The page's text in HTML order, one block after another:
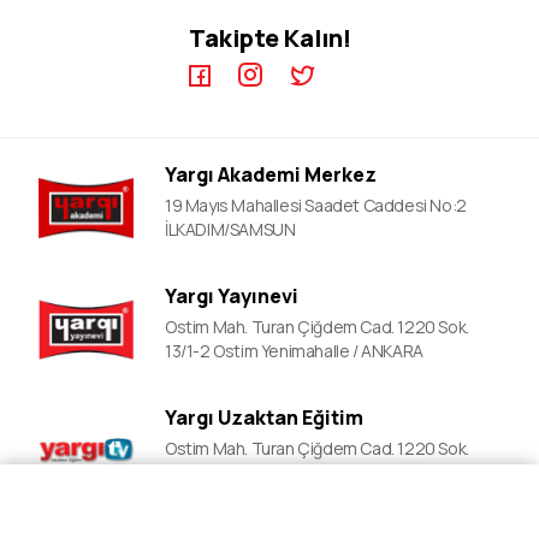
KPSS A Video Dersler
YDS Video Ders
Takipte Kalın!
Yargı Akademi Merkez
19 Mayıs Mahallesi Saadet Caddesi No:2
İLKADIM/SAMSUN
Yargı Yayınevi
Ostim Mah. Turan Çiğdem Cad. 1220 Sok.
13/1-2 Ostim Yenimahalle / ANKARA
Yargı Uzaktan Eğitim
Ostim Mah. Turan Çiğdem Cad. 1220 Sok.